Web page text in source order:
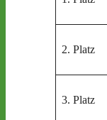
2. Platz
3. Platz